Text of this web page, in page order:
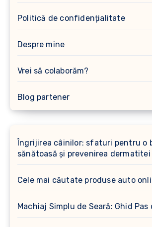
Politică de confidențialitate
Despre mine
Vrei să colaborăm?
Blog partener
Îngrijirea câinilor: sfaturi pentru o
sănătoasă și prevenirea dermatitei
Cele mai căutate produse auto
Machiaj Simplu de Seară: Ghid Pas